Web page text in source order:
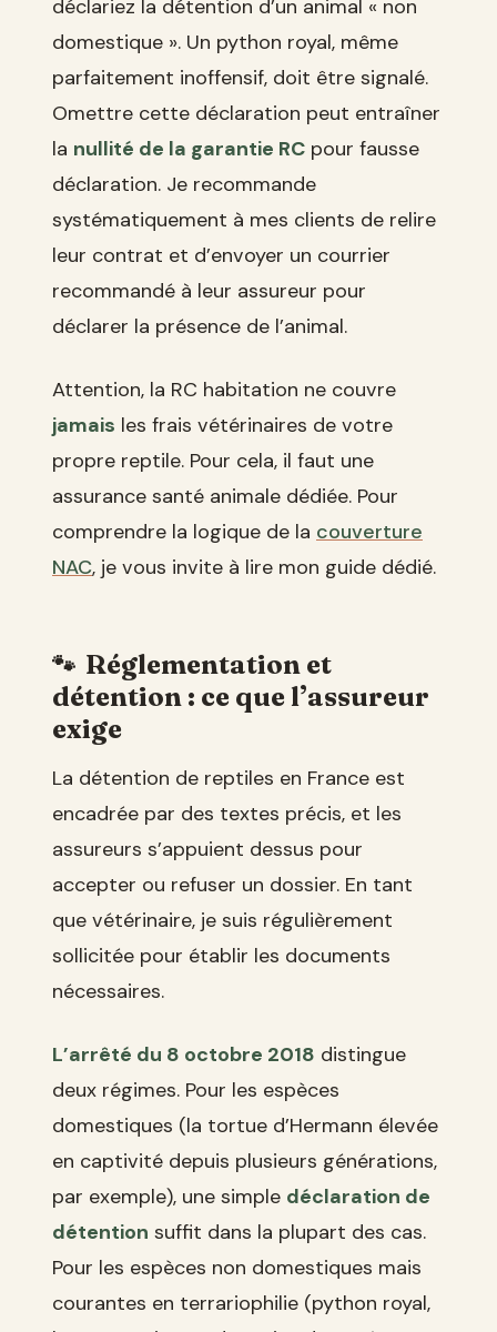
déclariez la détention d’un animal « non
domestique ». Un python royal, même
parfaitement inoffensif, doit être signalé.
Omettre cette déclaration peut entraîner
la nullité de la garantie RC pour fausse
déclaration. Je recommande
systématiquement à mes clients de relire
leur contrat et d’envoyer un courrier
recommandé à leur assureur pour
déclarer la présence de l’animal.
Attention, la RC habitation ne couvre
jamais les frais vétérinaires de votre
propre reptile. Pour cela, il faut une
assurance santé animale dédiée. Pour
comprendre la logique de la couverture
NAC, je vous invite à lire mon guide dédié.
Réglementation et
détention : ce que l’assureur
exige
La détention de reptiles en France est
encadrée par des textes précis, et les
assureurs s’appuient dessus pour
accepter ou refuser un dossier. En tant
que vétérinaire, je suis régulièrement
sollicitée pour établir les documents
nécessaires.
L’arrêté du 8 octobre 2018 distingue
deux régimes. Pour les espèces
domestiques (la tortue d’Hermann élevée
en captivité depuis plusieurs générations,
par exemple), une simple déclaration de
détention suffit dans la plupart des cas.
Pour les espèces non domestiques mais
courantes en terrariophilie (python royal,